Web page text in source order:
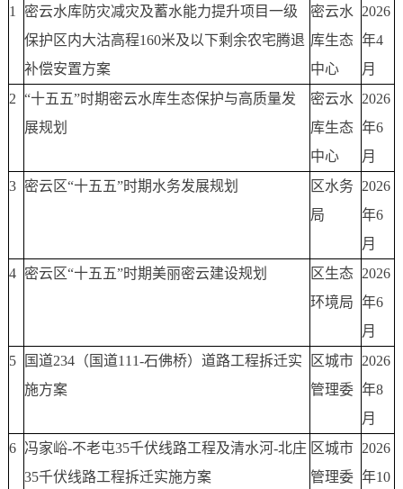
1
密云水库防灾减灾及蓄水能力提升项目一级
保护区内大沽高程160米及以下剩余农宅腾退
补偿安置方案
密云水
库生态
中心
2026
年4
月
2 “十五五”时期密云水库生态保护与高质量发
展规划
密云水
库生态
中心
2026
年6
月
3 密云区“十五五”时期水务发展规划
区水务
局
2026
年6
月
4 密云区“十五五”时期美丽密云建设规划
区生态
环境局
2026
年6
月
5
国道234（国道111-石佛桥）道路工程拆迁实
施方案
区城市
管理委
2026
年8
月
6 冯家峪-不老屯35千伏线路工程及清水河-北庄
35千伏线路工程拆迁实施方案
区城市
管理委
2026
年10